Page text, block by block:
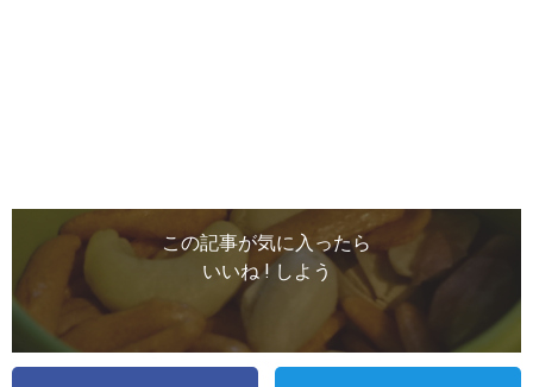
この記事が気に入ったら
いいね ! しよう